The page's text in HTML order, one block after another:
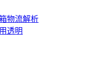
物流解析
透明